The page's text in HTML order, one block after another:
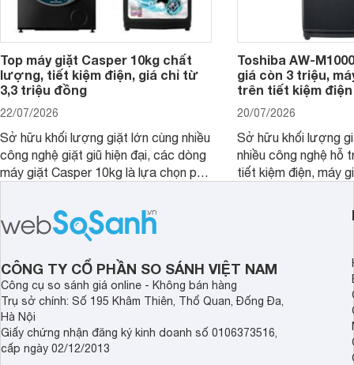
Top máy giặt Casper 10kg chất
lượng, tiết kiệm điện, giá chỉ từ
3,3 triệu đồng
22/07/2026
Sở hữu khối lượng giặt lớn cùng nhiều
công nghệ giặt giũ hiện đại, các dòng
máy giặt Casper 10kg là lựa chọn phù
Toshiba AW-
giá còn 3 triệu,
trên tiết kiệm
20/07/2026
Sở hữu khối lượng
nhiều công nghệ hỗ
tiết kiệm điện, máy
nhắc cho các gia
bán hiện đã giảm
CÔNG TY CỔ PHẦN SO SÁNH VIỆT NAM
Công cụ so sánh giá online - Không bán hàng
Trụ sở chính: Số 195 Khâm Thiên, Thổ Quan, Đống Đa,
Hà Nội
Giấy chứng nhận đăng ký kinh doanh số 0106373516,
cấp ngày 02/12/2013